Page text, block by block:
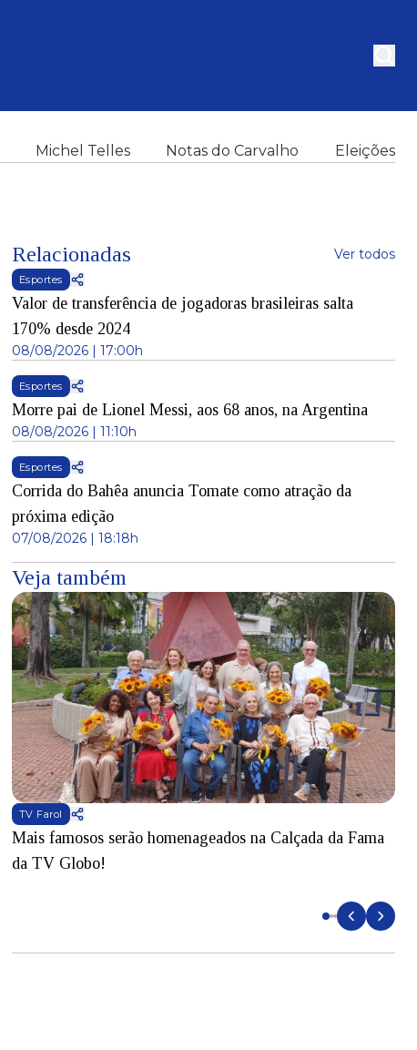
Michel Telles Notas do Carvalho Eleições
Relacionadas Ver todos
Esportes
Valor de transferência de jogadoras brasileiras salta
170% desde 2024
08/08/2026 | 17:00h
Esportes
Morre pai de Lionel Messi, aos 68 anos, na Argentina
08/08/2026 | 11:10h
Esportes
Corrida do Bahêa anuncia Tomate como atração da
próxima edição
07/08/2026 | 18:18h
Veja também
TV Farol
Mais famosos serão homenageados na Calçada da Fama
da TV Globo!